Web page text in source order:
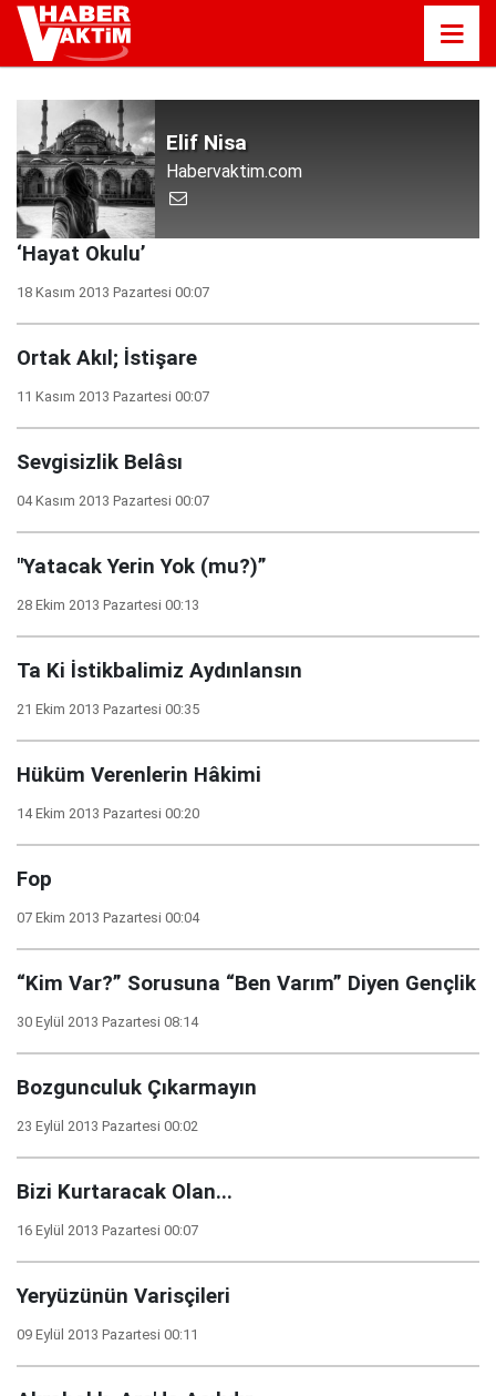
Elif Nisa
Habervaktim.com
‘Hayat Okulu’
18 Kasım 2013 Pazartesi 00:07
Ortak Akıl; İstişare
11 Kasım 2013 Pazartesi 00:07
Sevgisizlik Belâsı
04 Kasım 2013 Pazartesi 00:07
"Yatacak Yerin Yok (mu?)”
28 Ekim 2013 Pazartesi 00:13
Ta Ki İstikbalimiz Aydınlansın
21 Ekim 2013 Pazartesi 00:35
Hüküm Verenlerin Hâkimi
14 Ekim 2013 Pazartesi 00:20
Fop
07 Ekim 2013 Pazartesi 00:04
“Kim Var?” Sorusuna “Ben Varım” Diyen Gençlik
30 Eylül 2013 Pazartesi 08:14
Bozgunculuk Çıkarmayın
23 Eylül 2013 Pazartesi 00:02
Bizi Kurtaracak Olan...
16 Eylül 2013 Pazartesi 00:07
Yeryüzünün Varisçileri
09 Eylül 2013 Pazartesi 00:11